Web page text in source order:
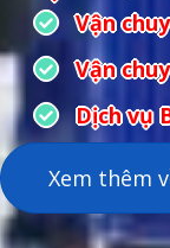
Vận
Vận
Dịch vụ
Xem thêm